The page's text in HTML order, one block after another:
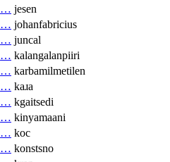
… jesen
… johanfabricius
… juncal
… kalangalanpiiri
… karbamilmetilen
… kaɹa
… kgaitsedi
… kinyamaani
… koc
… konstsno